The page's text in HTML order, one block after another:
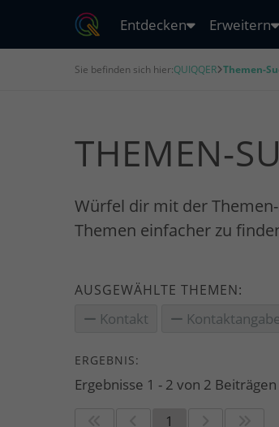
Entdecken Erweitern
Sie befinden sich hier:QUIQQER Themen-
THEMEN-
Würfel dir mit der
Themen einfacher zu
AUSGEWÄHLTE THEMEN:
Kontakt
ERGEBNIS:
Ergebnisse 1 - 2 von 2 Beiträgen
1